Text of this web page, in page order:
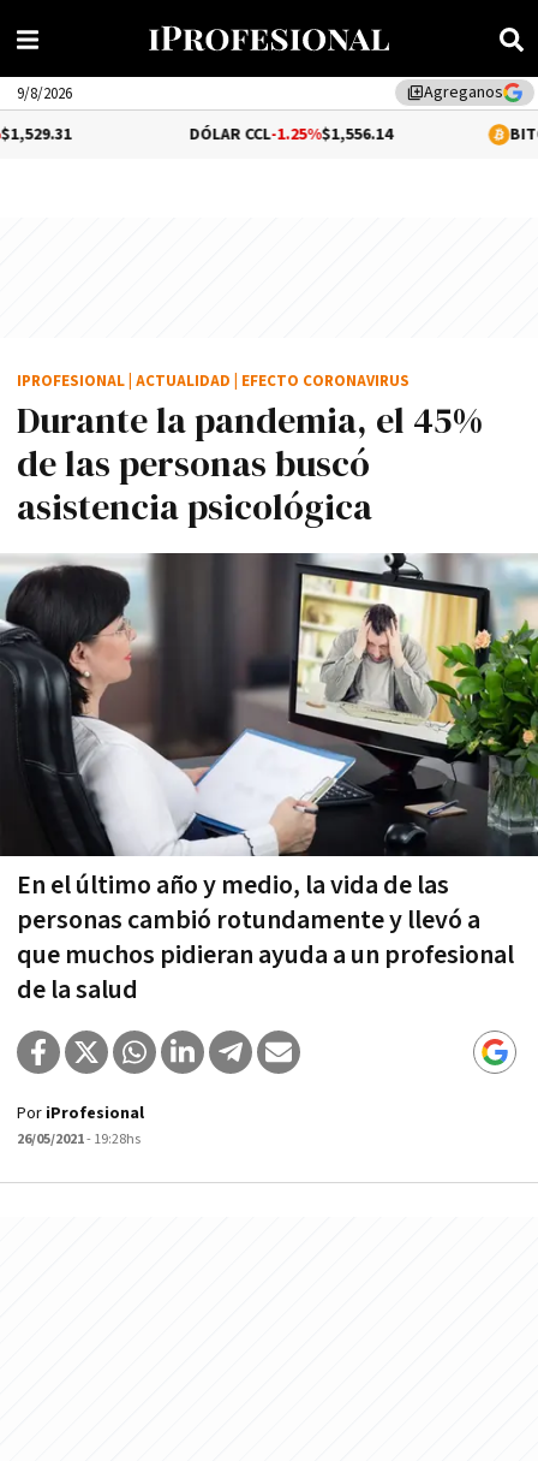
library_addAgreganos
9/8/2026
-1.25%$1,556.14 0.06%
Durante la pandemia, el 45%
de las personas buscó
asistencia psicológica
En el último año y medio, la vida de las
personas cambió rotundamente y llevó a
que muchos pidieran ayuda a un profesional
de la salud
IPROFESIONAL ACTUALIDAD EFECTO CORONAVIRUS
Por iProfesional
26/05/2021- 19:28hs